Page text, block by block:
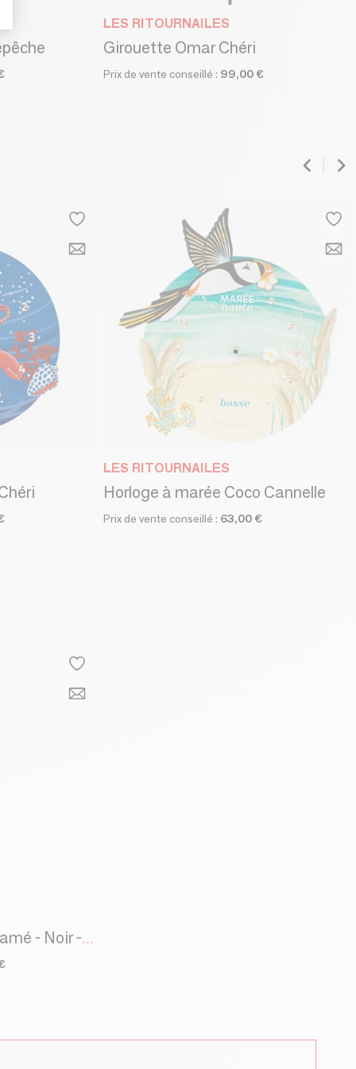
LES RITOURNAILES
Girouette Omar Chéri
Prix de vente conseillé : 99,00 €
LES RITOURNAILES
Horloge à marée Coco Cannelle
Prix de vente conseillé : 63,00 €
Le Porte-Plante Macramé - Noir - L